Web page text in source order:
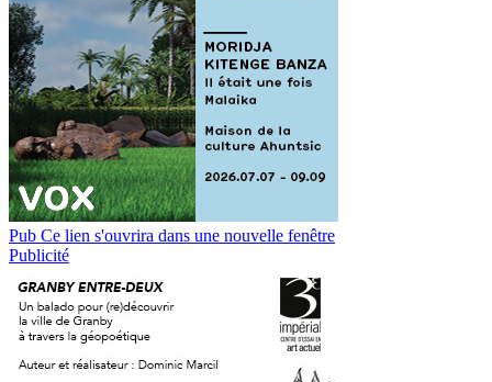
Pub Ce lien s'ouvrira dans une nouvelle fenêtre
Publicité